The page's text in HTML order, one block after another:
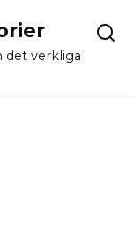
det verkliga